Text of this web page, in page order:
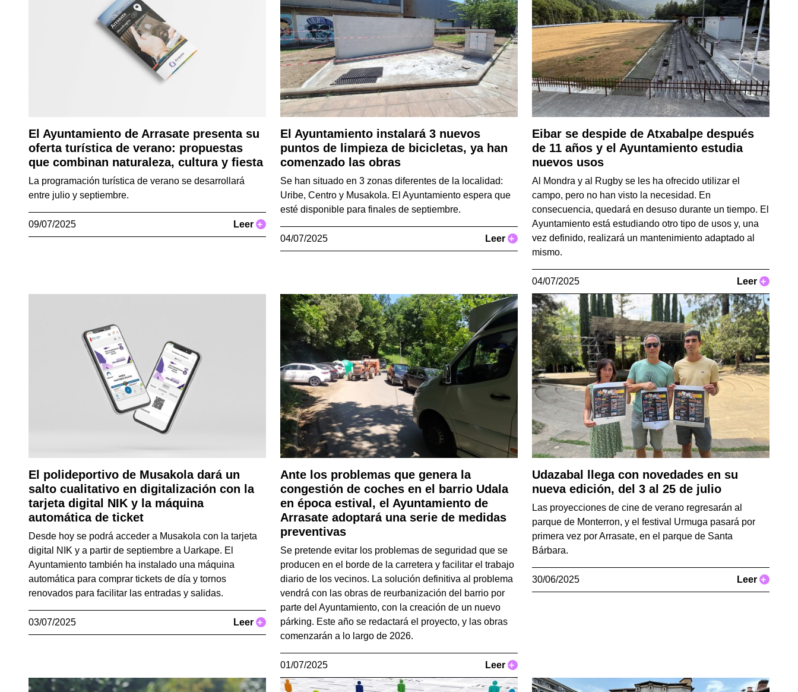
El Ayuntamiento de Arrasate presenta su
oferta turística de verano: propuestas
que combinan naturaleza, cultura y fiesta
La programación turística de verano se desarrollará
entre julio y septiembre.
09/07/2025 Leer +
El Ayuntamiento instalará 3 nuevos
puntos de limpieza de bicicletas, ya han
comenzado las obras
Se han situado en 3 zonas diferentes de la localidad:
Uribe, Centro y Musakola. El Ayuntamiento espera que
esté disponible para finales de septiembre.
04/07/2025 Leer +
Eibar se despide de Atxabalpe después
de 11 años y el Ayuntamiento estudia
nuevos usos
Al Mondra y al Rugby se les ha ofrecido utilizar el
campo, pero no han visto la necesidad. En
consecuencia, quedará en desuso durante un tiempo. El
Ayuntamiento está estudiando otro tipo de usos y, una
vez definido, realizará un mantenimiento adaptado al
mismo.
04/07/2025 Leer +
El polideportivo de Musakola dará un
salto cualitativo en digitalización con la
tarjeta digital NIK y la máquina
automática de ticket
Desde hoy se podrá acceder a Musakola con la tarjeta
digital NIK y a partir de septiembre a Uarkape. El
Ayuntamiento también ha instalado una máquina
automática para comprar tickets de día y tornos
renovados para facilitar las entradas y salidas.
03/07/2025 Leer +
Ante los problemas que genera la
congestión de coches en el barrio Udala
en época estival, el Ayuntamiento de
Arrasate adoptará una serie de medidas
preventivas
Se pretende evitar los problemas de seguridad que se
producen en el borde de la carretera y facilitar el trabajo
diario de los vecinos. La solución definitiva al problema
vendrá con las obras de reurbanización del barrio por
parte del Ayuntamiento, con la creación de un nuevo
párking. Este año se redactará el proyecto, y las obras
comenzarán a lo largo de 2026.
01/07/2025 Leer +
Udazabal llega con novedades en su
nueva edición, del 3 al 25 de julio
Las proyecciones de cine de verano regresarán al
parque de Monterron, y el festival Urmuga pasará por
primera vez por Arrasate, en el parque de Santa
Bárbara.
30/06/2025 Leer +